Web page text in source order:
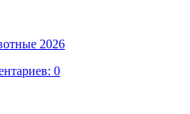
2026
0